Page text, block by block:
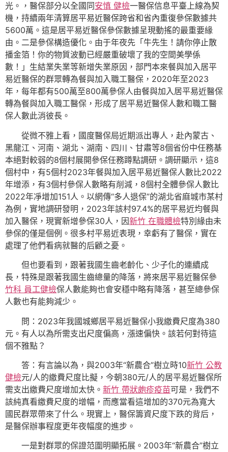
光。，醫保部分以全國同安慎 健檢一醫保信息平臺上線為契
機，持續兩年清算居平易近醫保跨省和省內重復參保數據共
5600萬。這是居平易近醫保參保數據呈現動搖的最重要緣
由。二是參保構造優化。由于年夜先「牛先生！請你停止散
播金箔！你的物質波動已經嚴重破壞了我的空間美學係
數！」生結業失業等新增失業原因，部門本來餐與加入居平
易近醫保的群眾轉為餐與加入職工醫保，2020年至2023
年，每年都有500萬至800萬參保人由餐與加入居平易近醫保
轉為餐與加入職工醫保，形成了居平易近醫保人數和職工醫
保人數此消彼長。
從微不雅上看，國度醫保局近期派出專人，赴內蒙古、
黑龍江、河南、湖北、湖南、四川、甘肅等8個省份中任務基
本絕對較弱的8個村展開參保任務蹲點調研。調研顯示，這8
個村中，有5個村2023年餐與加入居平易近醫保人數比2022
年增添，有3個村參保人數略有削減，8個村全體參保人數比
2022年凈增加151人。以網傳“多人退保”的湖北省麻城市某村
為例，實地調研發明，2023年該村97.4%的居平易近均餐與
加入醫保，現實新增參保30人，因新竹 在職體檢特別緣由未
參保的僅是個例。很多村平易近表現，幸虧有了醫保，實在
處理了他們看病就醫的后顧之憂。
但也要看到，跟著我國生齒老齡化、少子化的連續成
長，特殊是跟著我國生齒總量的降落，將來居平易近醫保參
竹科 員工健檢保人數能夠也會安穩中略有降落，甚至總參保
人數也有能夠減少。
問：2023年我國城鄉居平易近醫保小我繳費尺度為380
元。有人以為所需支出尺度偏高，漲速偏快。該若何對待這
個不雅點？
答：有言論以為，與2003年“新農合”樹立時10新竹 公教
健檢元/人的繳費尺度比擬，今朝380元/人的居平易近醫保所
需支出繳費尺度增加太快。 新竹 帶狀皰疹疫苗可是，我們不
該純真看繳費尺度的增幅，而應當看這增加的370元為寬大
國民群眾帶來了什么。現實上，醫保籌資尺度下跌的背后，
是醫保辦事程度更年夜幅度的進步。
一是對群眾的保證范圍明顯拓展。2003年“新農合”樹立